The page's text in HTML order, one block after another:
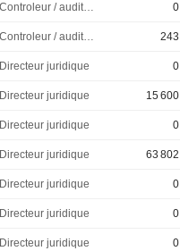
Controleur / auditeur 0
Controleur / auditeur 243
Directeur juridique 0
Directeur juridique 15 600
Directeur juridique 0
Directeur juridique 63 802
Directeur juridique 0
Directeur juridique 0
Directeur juridique 0